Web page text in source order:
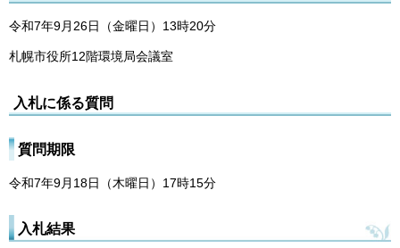
令和7年9月26日（金曜日）13時20分
札幌市役所12階環境局会議室
入札に係る質問
質問期限
令和7年9月18日（木曜日）17時15分
入札結果